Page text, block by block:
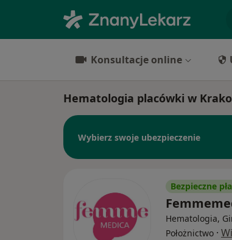
Konsultacje online
Hematologia placówki w
Wybierz swoje ubezpieczenie
Bezpieczne
Hematologia,
Położnictwo ·